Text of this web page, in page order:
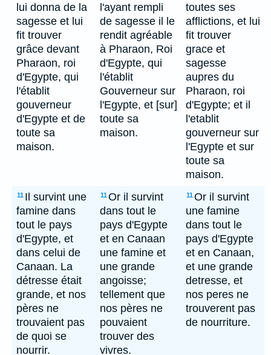
lui donna de la
sagesse et lui
fit trouver
grâce devant
Pharaon, roi
d'Egypte, qui
l'établit
gouverneur
d'Egypte et de
toute sa
maison.
l'ayant rempli
de sagesse il le
rendit agréable
à Pharaon, Roi
d'Egypte, qui
l'établit
Gouverneur sur
l'Egypte, et [sur]
toute sa
maison.
toutes ses
afflictions, et lui
fit trouver
grace et
sagesse
aupres du
Pharaon, roi
d'Egypte; et il
l'etablit
gouverneur sur
l'Egypte et sur
toute sa
maison.
11 Il survint une
famine dans
tout le pays
d'Egypte, et
dans celui de
Canaan. La
détresse était
grande, et nos
pères ne
trouvaient pas
de quoi se
nourrir.
11Or il survint
dans tout le
pays d'Egypte
et en Canaan
une famine et
une grande
angoisse;
tellement que
nos pères ne
pouvaient
trouver des
vivres.
11Or il survint
une famine
dans tout le
pays d'Egypte
et en Canaan,
et une grande
detresse, et
nos peres ne
trouverent pas
de nourriture.